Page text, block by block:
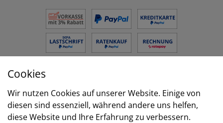
Versand
Cookies
Wir nutzen Cookies auf unserer Website. Einige von
diesen sind essenziell, während andere uns helfen,
diese Website und Ihre Erfahrung zu verbessern.